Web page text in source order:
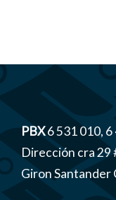
PBX6 531 010, 6
Dirección cra 29
Giron Santander